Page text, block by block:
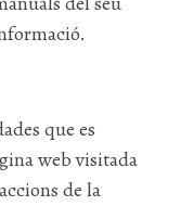
que es
web visitada
de la